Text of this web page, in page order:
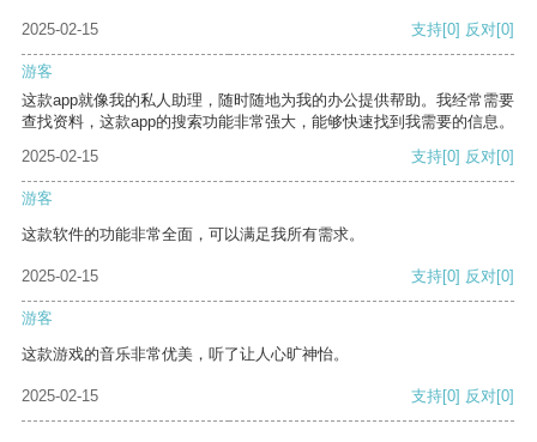
2025-02-15 支持[0] 反对[0]
游客
这款app就像我的私人助理，随时随地为我的办公提供帮助。我经常需要
查找资料，这款app的搜索功能非常强大，能够快速找到我需要的信息。
2025-02-15
支持[0] 反对[0]
游客
这款软件的功能非常全面，可以满足我所有需求。
2025-02-15 支持[0] 反对[0]
游客
这款游戏的音乐非常优美，听了让人心旷神怡。
2025-02-15 支持[0] 反对[0]